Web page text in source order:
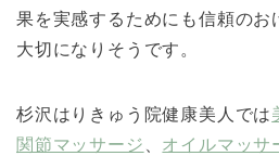
果を実感するためにも信頼のお
大切になりそうです。
杉沢はりきゅう院健康美人では
関節マッサージ
オイルマッサ